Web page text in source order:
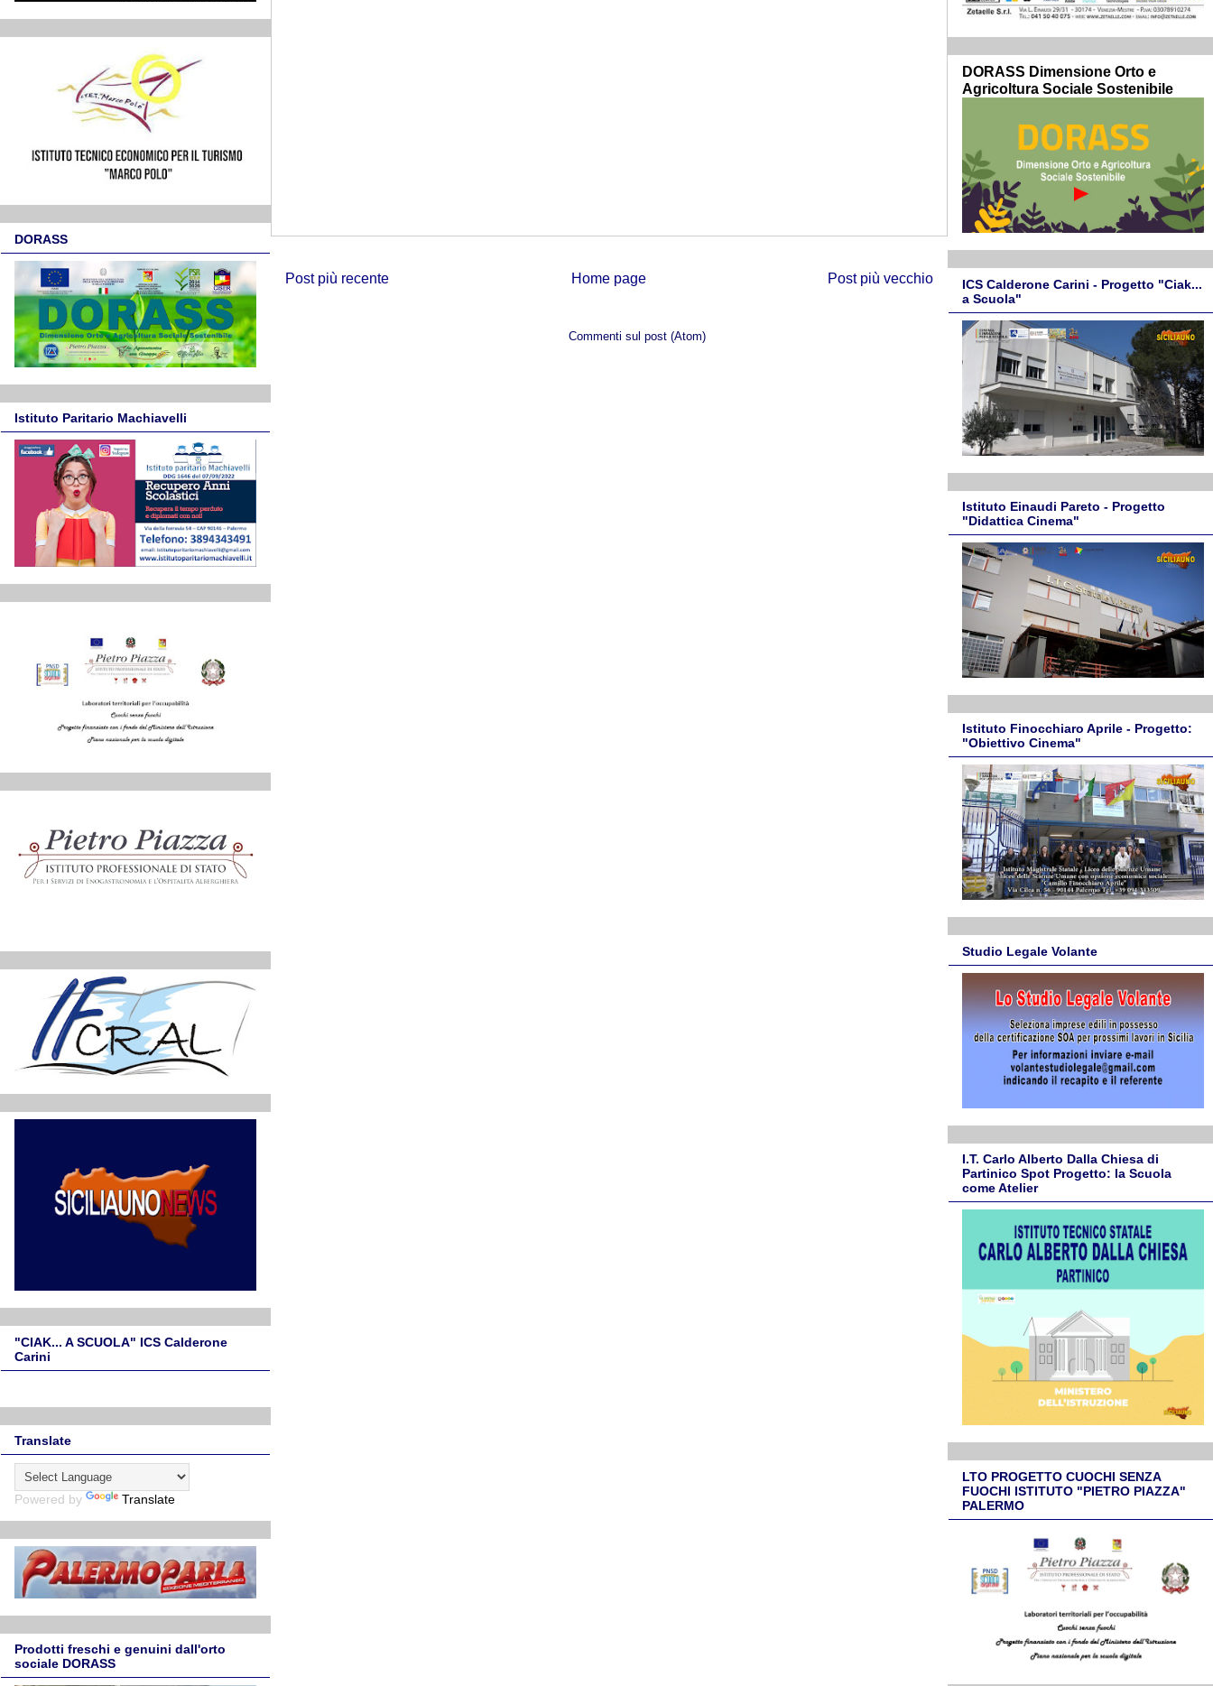
Post più recente Post più vecchio
Home page
Commenti sul post (Atom)
DORASS
Istituto Paritario Machiavelli
"CIAK... A SCUOLA" ICS Calderone
Carini
Translate
Powered by Translate
Prodotti freschi e genuini dall'orto
sociale DORASS
DORASS Dimensione Orto e
Agricoltura Sociale Sostenibile
ICS Calderone Carini - Progetto "Ciak...
a Scuola"
Istituto Einaudi Pareto - Progetto
"Didattica Cinema"
Istituto Finocchiaro Aprile - Progetto:
"Obiettivo Cinema"
Studio Legale Volante
I.T. Carlo Alberto Dalla Chiesa di
Partinico Spot Progetto: la Scuola
come Atelier
LTO PROGETTO CUOCHI SENZA
FUOCHI ISTITUTO "PIETRO PIAZZA"
PALERMO